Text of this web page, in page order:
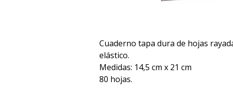
Cuaderno tapa dura de hojas
elástico.
Medidas: 14,5 cm x 21 cm
80 hojas.